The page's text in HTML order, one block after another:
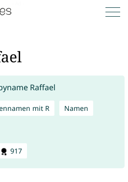
mit R Namen
917